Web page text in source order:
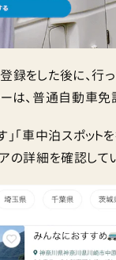
録をした後に、行
は、普通自動車
」「車中泊スポッ
の詳細を確認して